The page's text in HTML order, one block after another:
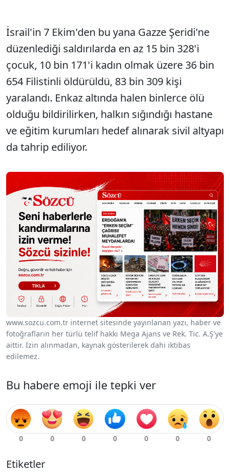
İsrail'in 7 Ekim'den bu yana Gazze Şeridi'ne
düzenlediği saldırılarda en az 15 bin 328'i
çocuk, 10 bin 171'i kadın olmak üzere 36 bin
654 Filistinli öldürüldü, 83 bin 309 kişi
yaralandı. Enkaz altında halen binlerce ölü
olduğu bildirilirken, halkın sığındığı hastane
ve eğitim kurumları hedef alınarak sivil altyapı
da tahrip ediliyor.
www.sozcu.com.tr internet sitesinde yayınlanan yazı, haber ve
fotoğrafların her türlü telif hakkı Mega Ajans ve Rek. Tic. A.Ş'ye
aittir. İzin alınmadan, kaynak gösterilerek dahi iktibas
edilemez.
Bu habere emoji ile tepki ver
Etiketler